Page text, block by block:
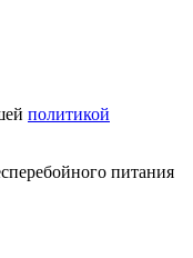
политикой
питания